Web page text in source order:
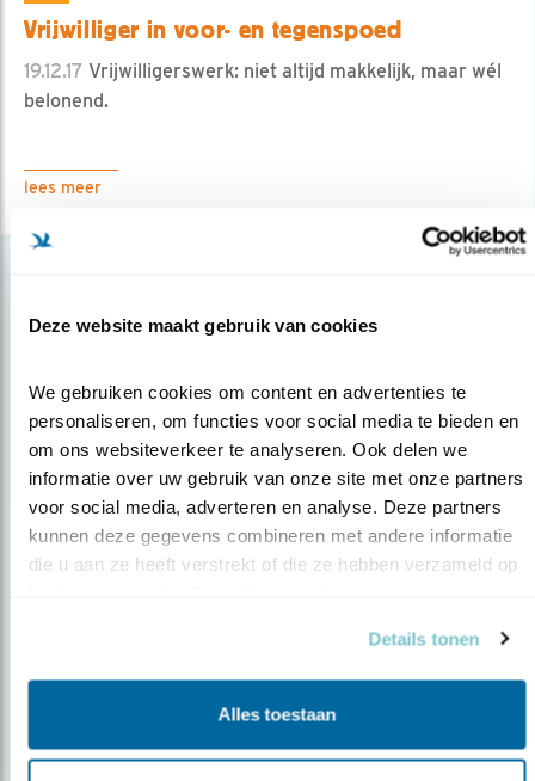
Deze website maakt gebruik van cookies
We gebruiken cookies om content en advertenties te
personaliseren, om functies voor social media te bieden en
om ons websiteverkeer te analyseren. Ook delen we
informatie over uw gebruik van onze site met onze partners
voor social media, adverteren en analyse. Deze partners
kunnen deze gegevens combineren met andere informatie
die u aan ze heeft verstrekt of die ze hebben verzameld op
Details tonen
Alles toestaan
Vrijwilliger in voor- en tegenspoed
19.12.17 Vrijwilligerswerk: niet altijd makkelijk, maar wél
belonend.
lees meer
Op de hoogte blijven?
Meld je aan en ontvang nieuws, inspiratie, acties en tips
over vogels en activiteiten van Vogelbescherming.